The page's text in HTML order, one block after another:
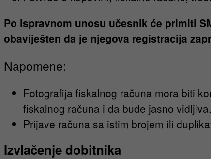
Po ispravnom unosu učesnik će primiti
obaviješten da je njegova registracija
Napomene:
Fotografija fiskalnog računa mora biti
fiskalnog računa i da bude jasno vidljiva.
Prijave računa sa istim brojem ili
Izvlačenje dobitnika